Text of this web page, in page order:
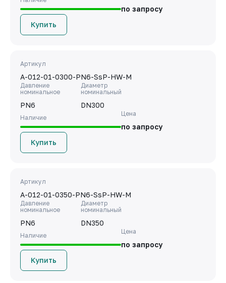
по запросу
Купить
Артикул
A-012-01-0300-PN6-SsP-HW-M
Давление
номинальное
PN6
Диаметр
номинальный
DN300
Наличие
Цена
по запросу
Купить
Артикул
A-012-01-0350-PN6-SsP-HW-M
Давление
номинальное
PN6
Диаметр
номинальный
DN350
Наличие
Цена
по запросу
Купить